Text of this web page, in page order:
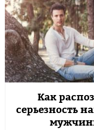
Как
серьезность